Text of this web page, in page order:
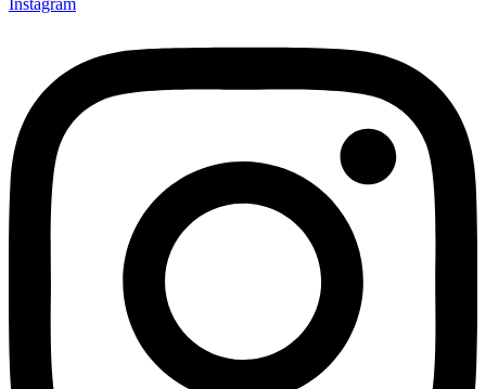
Instagram